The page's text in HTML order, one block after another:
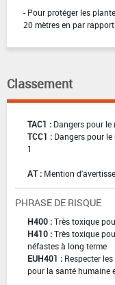
- Pour protéger les
20 mètres en par
Classement
TAC1 : Dangers pour le
TCC1 : Dangers pour
1
AT : Mention
PHRASE DE RISQUE
H400 :Très toxique
H410 :Très toxique
néfastes à long terme
EUH401 : Respecter
pour la santé humaine